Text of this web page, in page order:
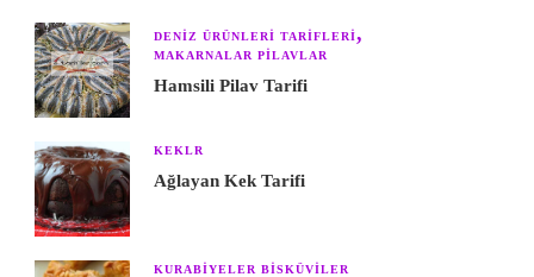
DENIZ ÜRÜNLERI TARIFLERI
MAKARNALAR PILAVLAR
Hamsili Pilav Tarifi
KEKLR
Ağlayan Kek Tarifi
KURABIYELER BISKÜVILER